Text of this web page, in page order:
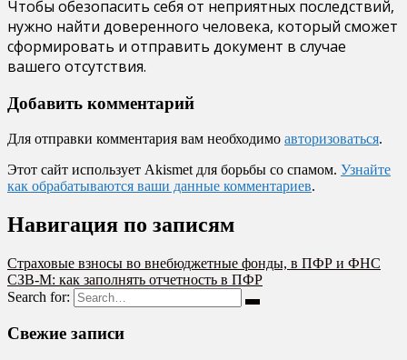
Чтобы обезопасить себя от неприятных последствий,
нужно найти доверенного человека, который сможет
сформировать и отправить документ в случае
вашего отсутствия.
Добавить комментарий
Для отправки комментария вам необходимо авторизоваться.
Этот сайт использует Akismet для борьбы со спамом. Узнайте
как обрабатываются ваши данные комментариев.
Навигация по записям
Страховые взносы во внебюджетные фонды, в ПФР и ФНС
СЗВ-М: как заполнять отчетность в ПФР
Search for:
Свежие записи